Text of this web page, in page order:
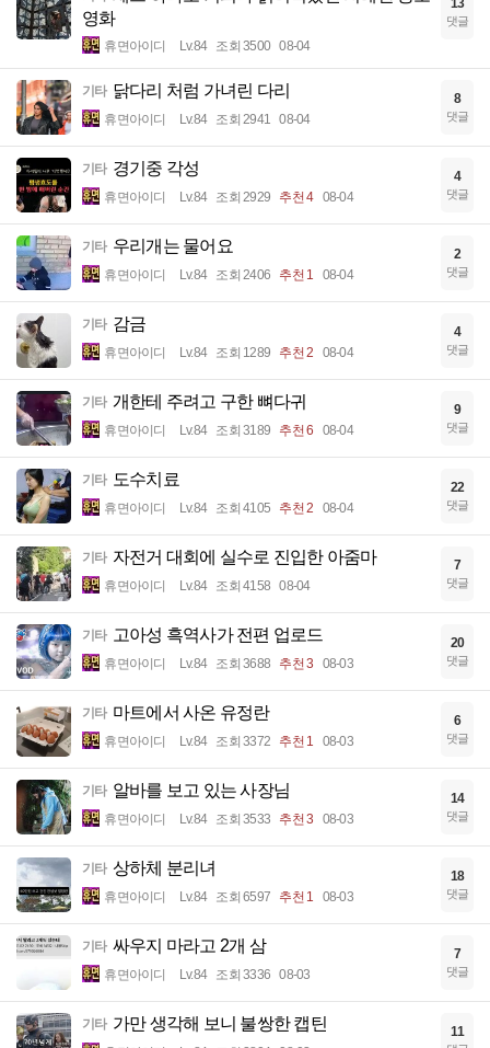
영화
휴면아이디 Lv.84 조회 3500 08-04
13
댓글
기타 닭다리 처럼 가녀린 다리
휴면아이디 Lv.84 조회 2941 08-04
8
댓글
기타 경기중 각성
휴면아이디 Lv.84 조회 2929 추천 4 08-04
4
댓글
기타 우리개는 물어요
휴면아이디 Lv.84 조회 2406 추천 1 08-04
2
댓글
기타 감금
휴면아이디 Lv.84 조회 1289 추천 2 08-04
4
댓글
기타 개한테 주려고 구한 뼈다귀
휴면아이디 Lv.84 조회 3189 추천 6 08-04
9
댓글
기타 도수치료
휴면아이디 Lv.84 조회 4105 추천 2 08-04
22
댓글
기타 자전거 대회에 실수로 진입한 아줌마
휴면아이디 Lv.84 조회 4158 08-04
7
댓글
기타 고아성 흑역사가 전편 업로드
휴면아이디 Lv.84 조회 3688 추천 3 08-03
20
댓글
기타 마트에서 사온 유정란
휴면아이디 Lv.84 조회 3372 추천 1 08-03
6
댓글
기타 알바를 보고 있는 사장님
휴면아이디 Lv.84 조회 3533 추천 3 08-03
14
댓글
기타 상하체 분리녀
휴면아이디 Lv.84 조회 6597 추천 1 08-03
18
댓글
기타 싸우지 마라고 2개 삼
휴면아이디 Lv.84 조회 3336 08-03
7
댓글
기타 가만 생각해 보니 불쌍한 캡틴 11